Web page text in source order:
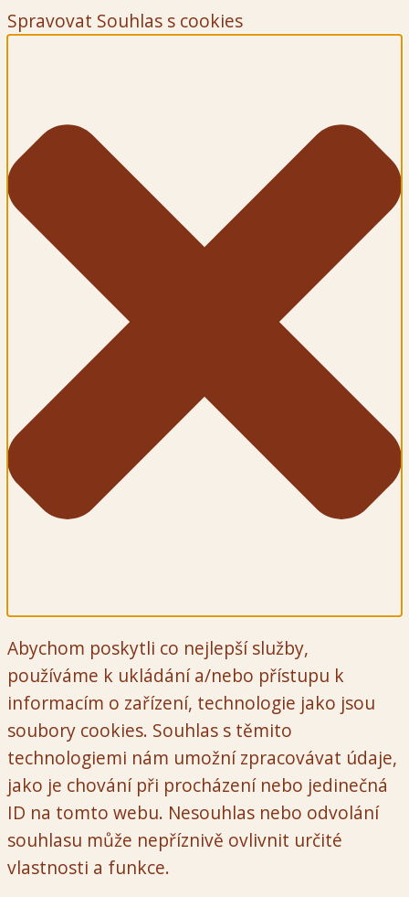
Spravovat Souhlas s cookies
Abychom poskytli co nejlepší služby,
používáme k ukládání a/nebo přístupu k
informacím o zařízení, technologie jako jsou
soubory cookies. Souhlas s těmito
technologiemi nám umožní zpracovávat údaje,
jako je chování při procházení nebo jedinečná
ID na tomto webu. Nesouhlas nebo odvolání
souhlasu může nepříznivě ovlivnit určité
vlastnosti a funkce.